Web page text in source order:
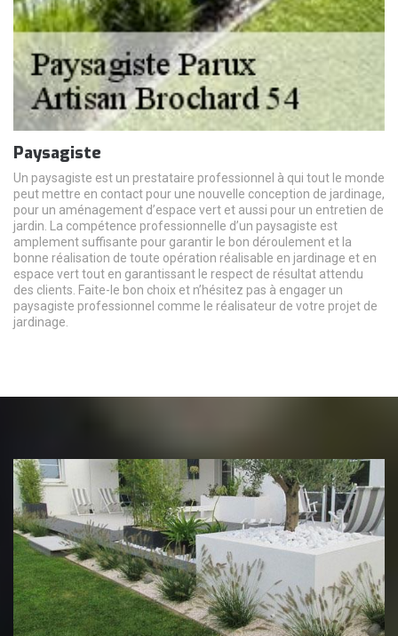
Paysagiste
Un paysagiste est un prestataire professionnel à qui tout le monde
peut mettre en contact pour une nouvelle conception de jardinage,
pour un aménagement d’espace vert et aussi pour un entretien de
jardin. La compétence professionnelle d’un paysagiste est
amplement suffisante pour garantir le bon déroulement et la
bonne réalisation de toute opération réalisable en jardinage et en
espace vert tout en garantissant le respect de résultat attendu
des clients. Faite-le bon choix et n’hésitez pas à engager un
paysagiste professionnel comme le réalisateur de votre projet de
jardinage.